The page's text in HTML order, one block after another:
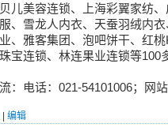
儿美容连锁、上海彩翼家纺
、雪龙人内衣、天蚕羽绒内衣
、雅客集团、泡吧饼干、红桃
宝连锁、林连果业连锁等100
：电话： 021-54101006；网
编辑